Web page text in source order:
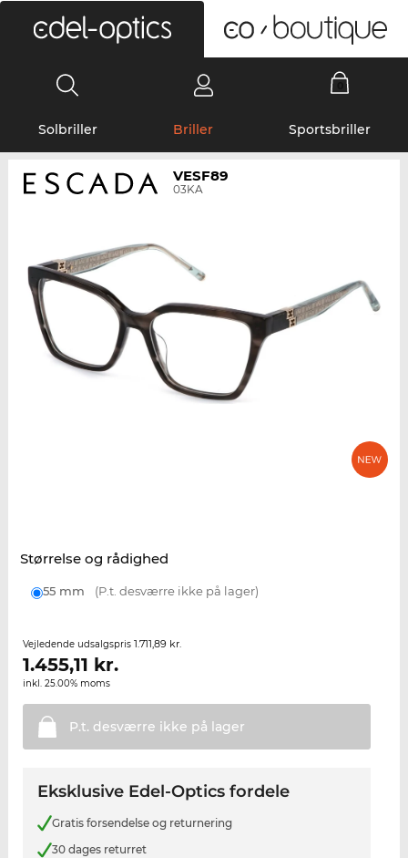
Solbriller Briller Sportsbriller
VESF89
03KA
Størrelse og rådighed
55 mm (P.t. desværre ikke på lager)
Vejledende udsalgspris 1.711,89 kr.
1.455,11 kr.
inkl. 25.00% moms
P.t. desværre ikke på lager
Eksklusive Edel-Optics fordele
Gratis forsendelse og returnering
30 dages returret